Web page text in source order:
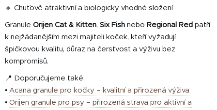
🔸 Chuťově atraktivní a biologicky vhodné složení
Granule Orijen Cat & Kitten, Six Fish nebo Regional Red patří
k nejžádanějším mezi majiteli koček, kteří vyžadují
špičkovou kvalitu, důraz na čerstvost a výživu bez
kompromisů.
📍 Doporučujeme také:
• Acana granule pro kočky – kvalitní a přirozená výživa
• Orijen granule pro psy – přirozená strava pro aktivní a